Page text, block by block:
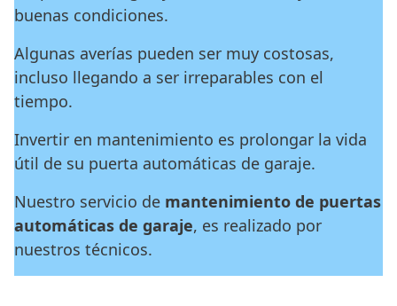
buenas condiciones.
Algunas averías pueden ser muy costosas,
incluso llegando a ser irreparables con el
tiempo.
Invertir en mantenimiento es prolongar la vida
útil de su puerta automáticas de garaje.
Nuestro servicio de mantenimiento de puertas
automáticas de garaje, es realizado por
nuestros técnicos.